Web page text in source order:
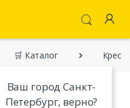
Ваш город Санкт-
Петербург, верно?
🛒 Каталог